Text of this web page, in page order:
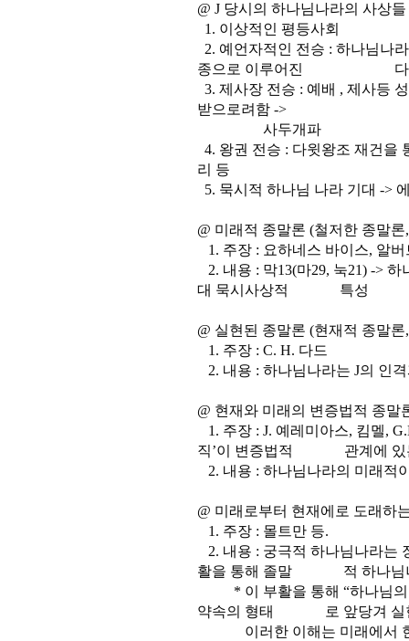
@ J 당시의 하나님나라의 사상들
1. 이상적인 평등사회
2. 예언자적인 전승 : 하나님나
종으로 이루어진 다. ->
3. 제사장 전승 : 예배 , 제사등
받으로려함 ->
사두개파
4. 왕권 전승 : 다윗왕조 재건을
리 등
5. 묵시적 하나님 나라 기대 ->
@ 미래적 종말론 (철저한 종말
1. 주장 : 요하네스 바이스, 알
2. 내용 : 막13(마29, 눅21) ->
대 묵시사상적 특성
@ 실현된 종말론 (현재적 종말
1. 주장 : C. H. 다드
2. 내용 : 하나님나라는 J의 인
@ 현재와 미래의 변증법적 종말
1. 주장 : J. 예레미아스, 킴멜,
직’이 변증법적 관계에 있
2. 내용 : 하나님나라의 미래적
@ 미래로부터 현재에로 도래하
1. 주장 : 몰트만 등.
2. 내용 : 궁극적 하나님나라는
활을 통해 졸말 적 하나님나
* 이 부활을 통해 “하나님의
약속의 형태 로 앞당겨 실
이러한 이해는 미래에서 현